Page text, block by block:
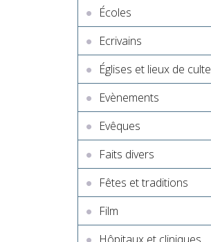
Écoles
Ecrivains
Églises et lieux de culte
Evènements
Evêques
Faits divers
Fêtes et traditions
Film